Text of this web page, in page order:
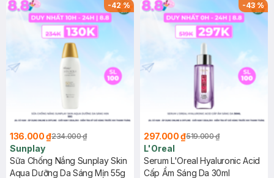
-42%
136.000 ₫234.000 ₫
Sunplay
Sữa Chống Nắng Sunplay Skin
Aqua Dưỡng Da Sáng Mịn 55g
-43%
297.000 ₫519.000 ₫
L'Oreal
Serum L'Oreal Hyaluronic Acid
Cấp Ẩm Sáng Da 30ml